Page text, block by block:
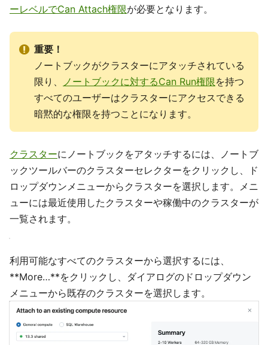
ーレベルでCan Attach権限が必要となります。
重要！
ノートブックがクラスターにアタッチされている
限り、
ノートブックに対するCan Run権限を持つ
すべてのユーザーはクラスターにアクセスできる
暗黙的な権限を持つことになります。
クラスターにノートブックをアタッチするには、ノートブ
ックツールバーのクラスターセレクターをクリックし、ド
ロップダウンメニューからクラスターを選択します。メニ
ューには最近使用したクラスターや稼働中のクラスターが
一覧されます。
利用可能なすべてのクラスターから選択するには、
**More…**をクリックし、ダイアログのドロップダウン
メニューから既存のクラスターを選択します。